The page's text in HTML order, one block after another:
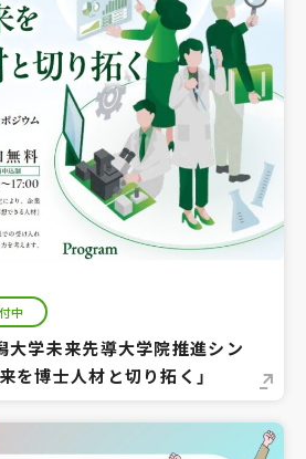
中
大学未来先導大学院推進シン
を博士人材と切り拓く」